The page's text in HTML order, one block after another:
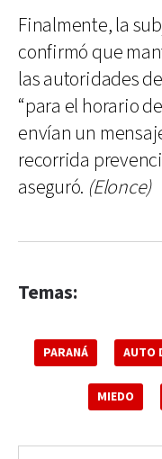
Finalmente, la
confirmó que
las autoridades
“para el horario
envían un
recorrida
aseguró. (Elonce)
Temas:
PARANÁ AUTO
MIEDO